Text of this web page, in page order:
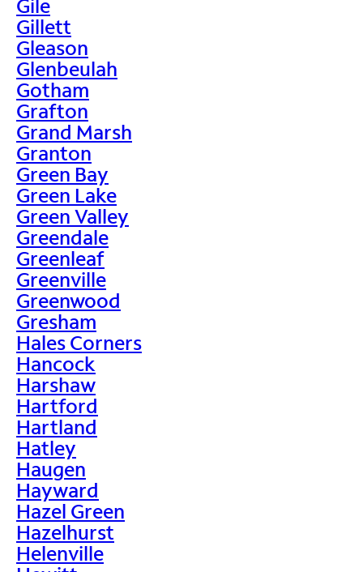
Gile
Gillett
Gleason
Glenbeulah
Gotham
Grafton
Grand Marsh
Granton
Green Bay
Green Lake
Green Valley
Greendale
Greenleaf
Greenville
Greenwood
Gresham
Hales Corners
Hancock
Harshaw
Hartford
Hartland
Hatley
Haugen
Hayward
Hazel Green
Hazelhurst
Helenville